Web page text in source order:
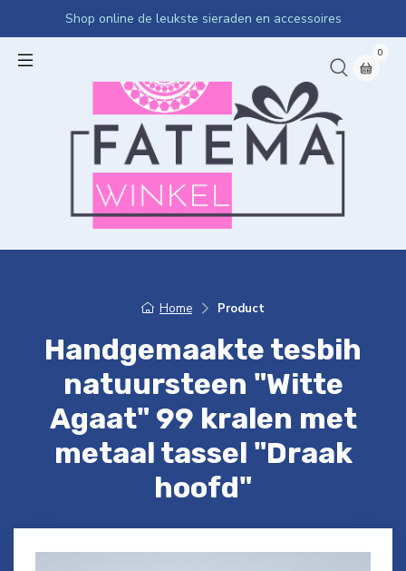
Shop online de leukste sieraden en accessoires
0
Home Product
Handgemaakte tesbih
natuursteen "Witte
Agaat" 99 kralen met
metaal tassel "Draak
hoofd"